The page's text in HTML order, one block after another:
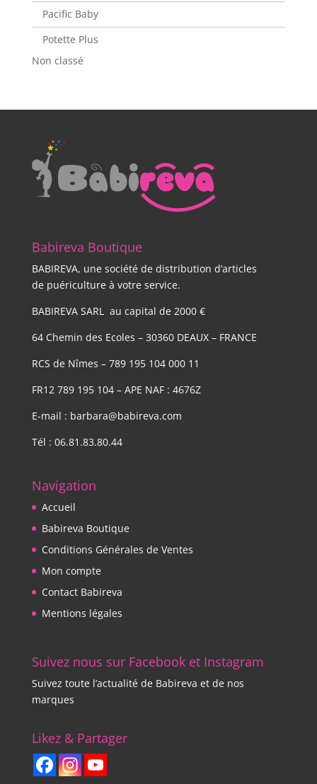
Pacific Baby
Potette Plus
Non classé
Babireva Boutique
BABIREVA, une société de distribution d’articles
de puériculture à votre service.
BABIREVA SARL au capital de 2000 €
64 Chemin des Ecoles – 30360 DEAUX – FRANCE
RCS de Nîmes – 789 195 104 000 11
FR12 789 195 104 – APE NAF : 4676Z
E-mail : barbara@babireva.com
Tél : 06.81.83.80.44
Navigation
Accueil
Babireva Boutique
Conditions Générales de Ventes
Mon compte
Contact Babireva
Mentions légales
Suivez nous sur Facebook et Instagram
Suivez toute l’actualité de Babireva et de nos
marques
Likez & Partager